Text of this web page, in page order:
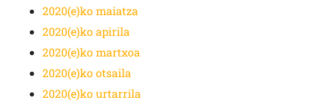
2020(e)ko maiatza
2020(e)ko apirila
2020(e)ko martxoa
2020(e)ko otsaila
2020(e)ko urtarrila